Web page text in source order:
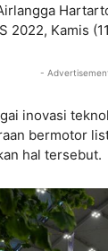
2022, Kamis
-
inovasi
bermotor
hal tersebut.